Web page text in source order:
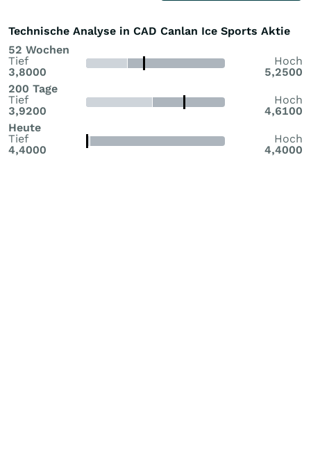
Technische Analyse in CAD Canlan Ice Sports Aktie
52 Wochen
Tief
3,8000
Hoch
5,2500
200 Tage
Tief
3,9200
Hoch
4,6100
Heute
Tief
4,4000
Hoch
4,4000